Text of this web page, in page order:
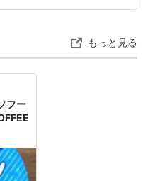
１本満足バーなどの栄養
に仕事に戻るときとかに
さて、僕…
もっと見る
フー